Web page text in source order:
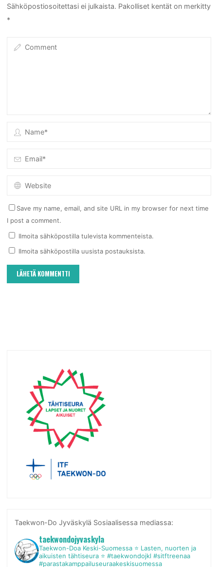
Sähköpostiosoitettasi ei julkaista. Pakolliset kentät on merkitty
*
Save my name, email, and site URL in my browser for next time
I post a comment.
Ilmoita sähköpostilla tulevista kommenteista.
Ilmoita sähköpostilla uusista postauksista.
Taekwon-Do Jyväskylä Sosiaalisessa mediassa:
taekwondojyvaskyla
Taekwon-Doa Keski-Suomessa⭐ Lasten, nuorten ja
aikuisten tähtiseura ⭐ #taekwondojkl #sitftreenaa
#parastakamppailuseuraakeskisuomessa